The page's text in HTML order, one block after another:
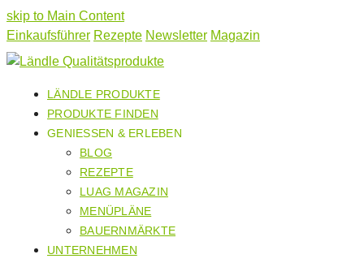
skip to Main Content
Einkaufsführer Rezepte Newsletter Magazin
LÄNDLE PRODUKTE
PRODUKTE FINDEN
GENIESSEN & ERLEBEN
BLOG
REZEPTE
LUAG MAGAZIN
MENÜPLÄNE
BAUERNMÄRKTE
UNTERNEHMEN